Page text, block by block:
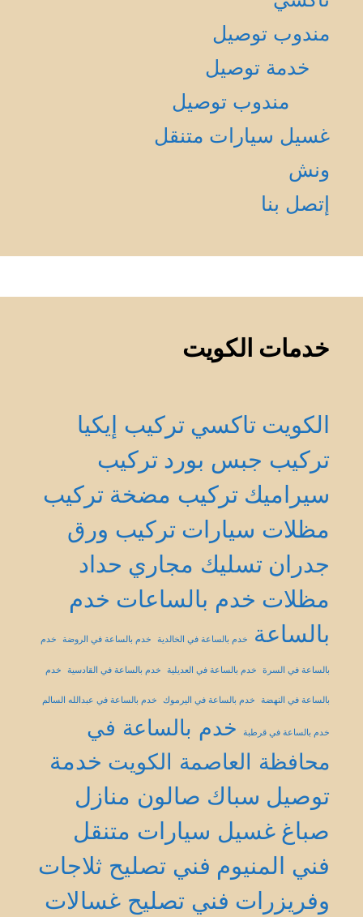
مندوب توصيل
خدمة توصيل
مندوب توصيل
غسيل سيارات متنقل
ونش
إتصل بنا
خدمات الكويت
الكويت تاكسي تركيب إيكيا
تركيب جبس بورد تركيب
سيراميك تركيب مضخة تركيب
مظلات سيارات تركيب ورق
جدران تسليك مجاري حداد
مظلات خدم بالساعات خدم
بالساعة
خدم بالساعة في الخالدية خدم بالساعة في الروضة خدم
بالساعة في السرة خدم بالساعة في العديلية خدم بالساعة في القادسية خدم
بالساعة في النهضة خدم بالساعة في اليرموك خدم بالساعة في عبدالله السالم
خدم بالساعة في قرطبة
خدم بالساعة في
محافظة العاصمة الكويت خدمة
توصيل سباك صالون منازل
صباغ غسيل سيارات متنقل
فني المنيوم فني تصليح ثلاجات
وفريزرات فني تصليح غسالات